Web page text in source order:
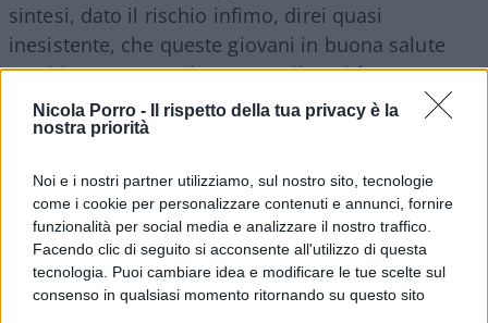
Nicola Porro -
Il rispetto della tua privacy è la
nostra priorità
Noi e i nostri partner utilizziamo, sul nostro sito, tecnologie
come i cookie per personalizzare contenuti e annunci, fornire
funzionalità per social media e analizzare il nostro traffico.
Facendo clic di seguito si acconsente all'utilizzo di questa
tecnologia. Puoi cambiare idea e modificare le tue scelte sul
consenso in qualsiasi momento ritornando su questo sito
sintesi, dato il rischio infimo, direi quasi
inesistente, che queste giovani in buona salute
avrebbero corso nel contrarre ilCovid-19, non
possiamo cavarcela attribuendo il loro tragico
destino ad una imponderabile fatalità, una sorta
costretta a chiedere a “pochi” sfortunati per
evitare una ecatombe di massa. La realtà è ben
diversa. Considerando, infatti, che nella fascia di
età della povera Francesca Tuscano, e ancor di più
in quella della giovanissima Camilla